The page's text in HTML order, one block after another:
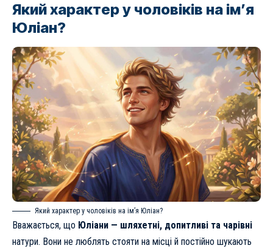
Який характер у чоловіків на ім’я
Юліан?
Який характер у чоловіків на ім’я Юліан?
Вважається, що Юліани — шляхетні, допитливі та чарівні
натури. Вони не люблять стояти на місці й постійно шукають